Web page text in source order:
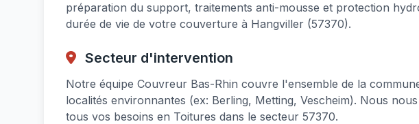
préparation du support, traitements anti-mousse et protection
durée de vie de votre couverture à Hangviller (57370).
Secteur d'intervention
Notre équipe Couvreur Bas-Rhin couvre l'ensemble de la
localités environnantes (ex: Berling, Metting, Vescheim). Nous
tous vos besoins en Toitures dans le secteur 57370.